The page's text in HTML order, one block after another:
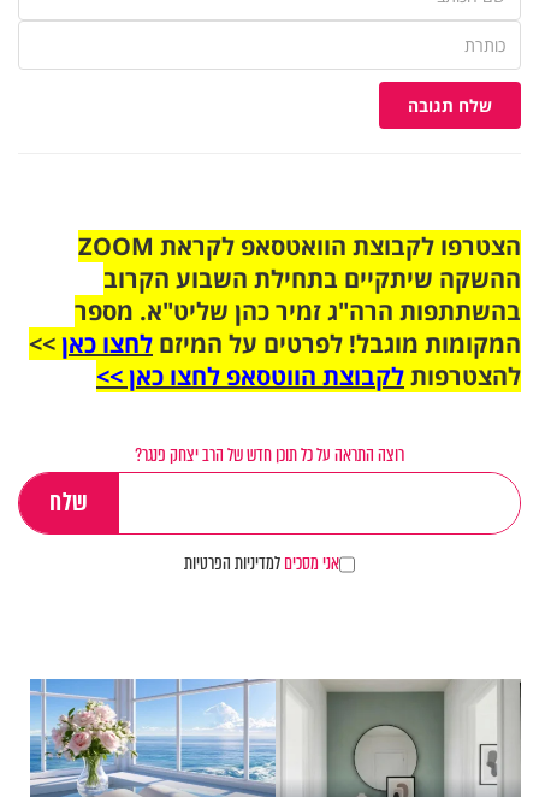
שלח תגובה
הצטרפו לקבוצת הוואטסאפ לקראת ZOOM
ההשקה שיתקיים בתחילת השבוע הקרוב
בהשתתפות הרה"ג זמיר כהן שליט"א. מספר
המקומות מוגבל! לפרטים על המיזם לחצו כאן>>
להצטרפותלקבוצת הווטסאפ לחצו כאן >>
רוצה התראה על כל תוכן חדש של הרב יצחק פנגר?
אני מסכיםלמדיניות הפרטיות